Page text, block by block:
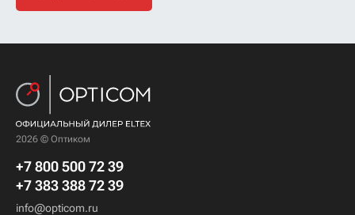
2026 © Оптиком
+7 800 500 72 39
+7 383 388 72 39
info@opticom.ru